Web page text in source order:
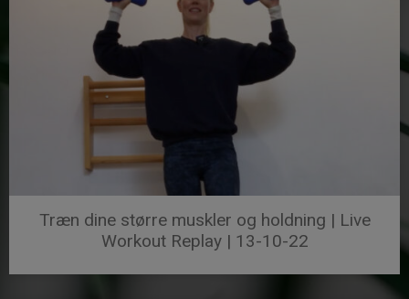
Træn dine større muskler og holdning | Live
Workout Replay | 13-10-22